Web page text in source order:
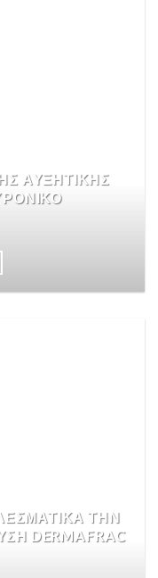
ΑΥΞΗΤΙΚΗΣ
ΤΗΝ
DERMAFRAC